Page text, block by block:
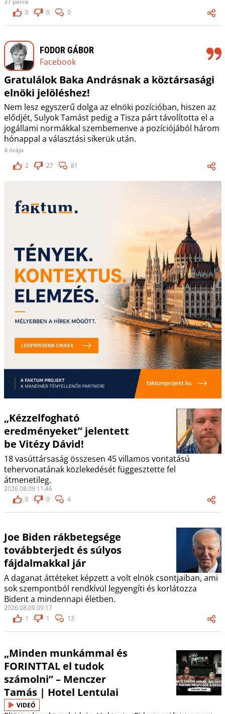
37 perce
0
0 0
FODOR GÁBOR
Facebook
Gratulálok Baka Andrásnak a köztársasági
elnöki jelöléshez!
Nem lesz egyszerű dolga az elnöki pozícióban, hiszen az
elődjét, Sulyok Tamást pedig a Tisza párt távolította el a
jogállami normákkal szembemenve a pozíciójából három
hónappal a választási sikerük után.
4 órája
2
27 81
„Kézzelfogható
eredményeket” jelentett
be Vitézy Dávid!
18 vasúttársaság összesen 45 villamos vontatású
tehervonatának közlekedését függesztette fel
átmenetileg.
2026.08.09 11:46
0
0 4
Joe Biden rákbetegsége
továbbterjedt és súlyos
fájdalmakkal jár
A daganat áttéteket képzett a volt elnök csontjaiban, ami
sok szempontból rendkívül legyengíti és korlátozza
Bident a mindennapi életben.
2026.08.09 09:17
1
1 13
„Minden munkámmal és
FORINTTAL el tudok
számolni” – Menczer
Tamás | Hotel Lentulai
VIDEÓ